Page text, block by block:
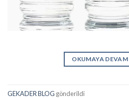
OKUMAYA DEVAM
GEKADER BLOG gönderildi